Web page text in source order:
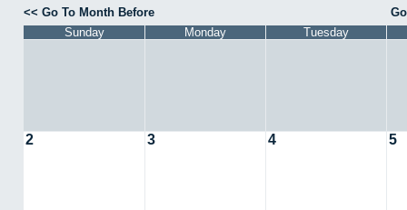
<< Go To Month Before
Sunday
Monday Tuesday
2 3 4 5